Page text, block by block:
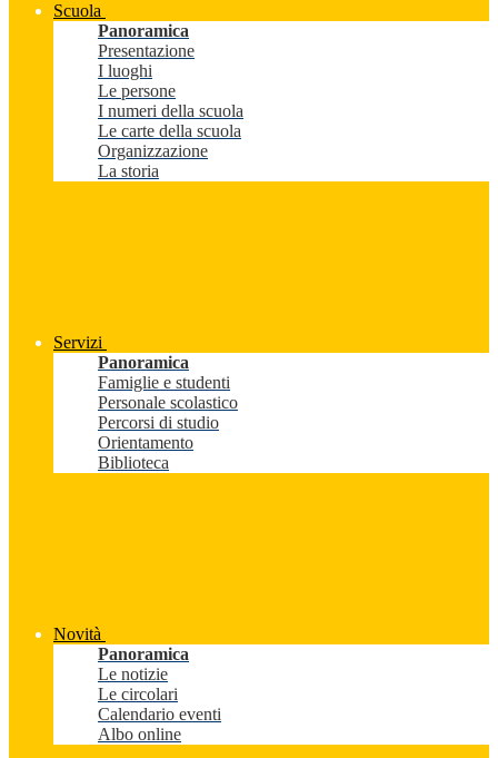
Scuola
Panoramica
Presentazione
I luoghi
Le persone
I numeri della scuola
Le carte della scuola
Organizzazione
La storia
Servizi
Panoramica
Famiglie e studenti
Personale scolastico
Percorsi di studio
Orientamento
Biblioteca
Novità
Panoramica
Le notizie
Le circolari
Calendario eventi
Albo online